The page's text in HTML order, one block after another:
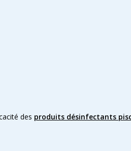
des produits désinfectants